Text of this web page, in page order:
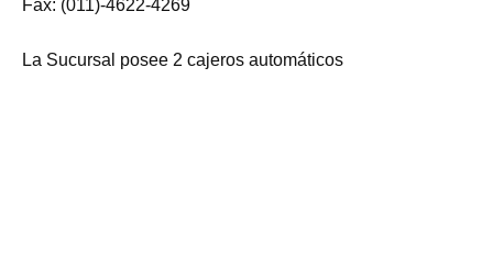
Fax: (011)-4622-4269
La Sucursal posee 2 cajeros automáticos